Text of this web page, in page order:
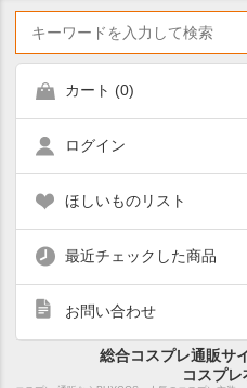
カート (0)
ログイン
ほしいものリスト
最近チェックした商品
お問い合わせ
総合コスプレ通販サ
コスプ